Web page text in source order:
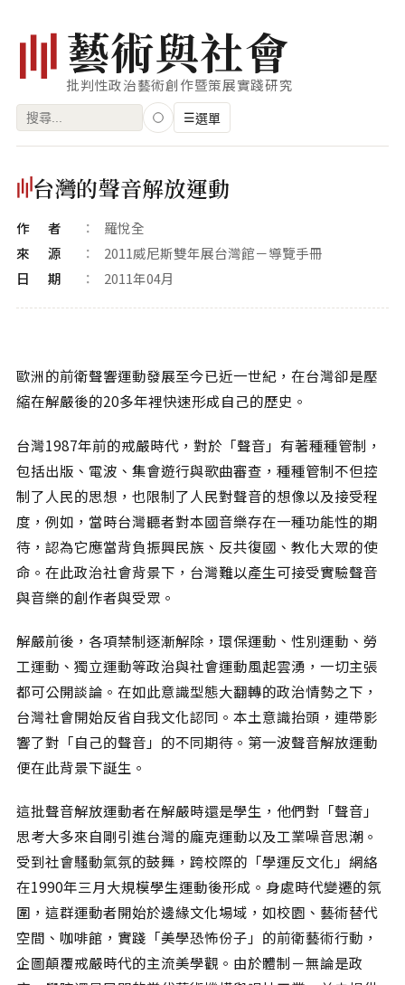
藝術與社會
批判性政治藝術創作暨策展實踐研究
搜
鍵
☰選單
專題
標籤雲
相關網站
關於
關於本站
團隊成員
出版品
台灣的聲音解放運動
作者
羅悅全
來源
2011威尼斯雙年展台灣館－導覽手冊
日期
2011年04月
歐洲的前衛聲響運動發展至今已近一世紀，在台灣卻是壓
縮在解嚴後的20多年裡快速形成自己的歷史。
台灣1987年前的戒嚴時代，對於「聲音」有著種種管制，
包括出版、電波、集會遊行與歌曲審查，種種管制不但控
制了人民的思想，也限制了人民對聲音的想像以及接受程
度，例如，當時台灣聽者對本國音樂存在一種功能性的期
待，認為它應當背負振興民族、反共復國、教化大眾的使
命。在此政治社會背景下，台灣難以產生可接受實驗聲音
與音樂的創作者與受眾。
解嚴前後，各項禁制逐漸解除，環保運動、性別運動、勞
工運動、獨立運動等政治與社會運動風起雲湧，一切主張
都可公開談論。在如此意識型態大翻轉的政治情勢之下，
台灣社會開始反省自我文化認同。本土意識抬頭，連帶影
響了對「自己的聲音」的不同期待。第一波聲音解放運動
便在此背景下誕生。
這批聲音解放運動者在解嚴時還是學生，他們對「聲音」
思考大多來自剛引進台灣的龐克運動以及工業噪音思潮。
受到社會騷動氣氛的鼓舞，跨校際的「學運反文化」網絡
在1990年三月大規模學生運動後形成。身處時代變遷的氛
圍，這群運動者開始於邊緣文化場域，如校園、藝術替代
空間、咖啡館，實踐「美學恐怖份子」的前衛藝術行動，
企圖顛覆戒嚴時代的主流美學觀。由於體制－無論是政